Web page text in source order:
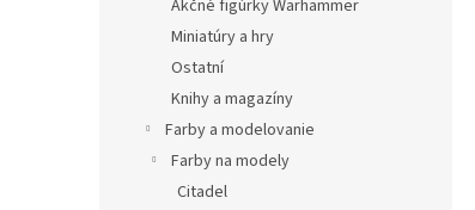
Akčné figúrky Warhammer
Miniatúry a hry
Ostatní
Knihy a magazíny
Farby a modelovanie
Farby na modely
Citadel